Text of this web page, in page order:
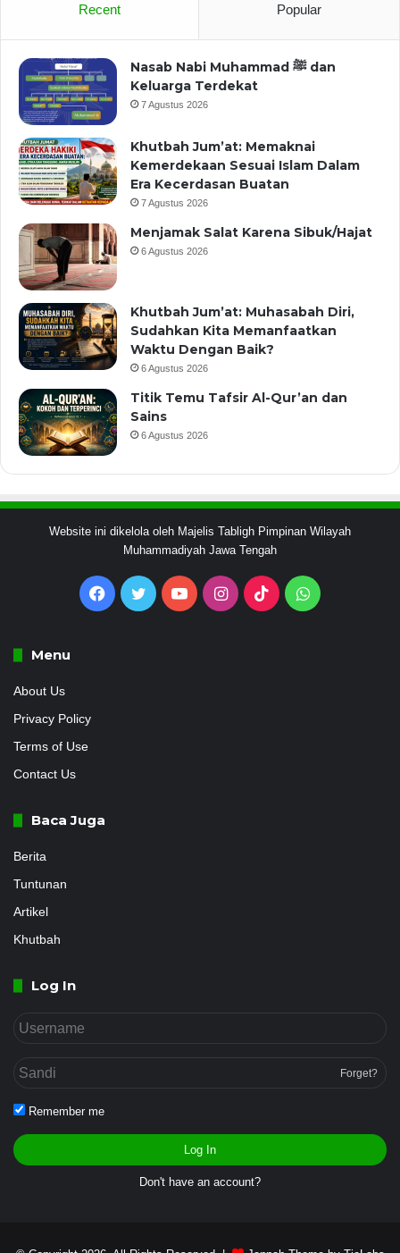
Recent Popular
Nasab Nabi Muhammad ﷺ dan
Keluarga Terdekat
7 Agustus 2026
Khutbah Jum’at: Memaknai
Kemerdekaan Sesuai Islam Dalam
Era Kecerdasan Buatan
7 Agustus 2026
Menjamak Salat Karena Sibuk/Hajat
6 Agustus 2026
Khutbah Jum’at: Muhasabah Diri,
Sudahkan Kita Memanfaatkan
Waktu Dengan Baik?
6 Agustus 2026
Titik Temu Tafsir Al-Qur’an dan
Sains
6 Agustus 2026
Website ini dikelola oleh Majelis Tabligh Pimpinan Wilayah
Muhammadiyah Jawa Tengah
Facebook
Twitter YouTubeInstagram
TikTokWhatsApp
Menu
About Us
Privacy Policy
Terms of Use
Contact Us
Baca Juga
Berita
Tuntunan
Artikel
Khutbah
Log In
Forget?
Remember me
Log In
Don't have an account?